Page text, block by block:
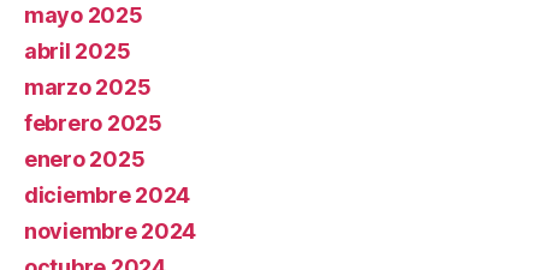
mayo 2025
abril 2025
marzo 2025
febrero 2025
enero 2025
diciembre 2024
noviembre 2024